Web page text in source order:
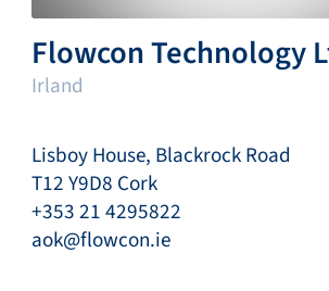
Flowcon Technology
Irland
Lisboy House, Blackrock Road
T12 Y9D8 Cork
+353 21 4295822
aok@flowcon.ie